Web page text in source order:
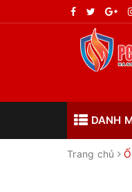
DANH
Trang chủ